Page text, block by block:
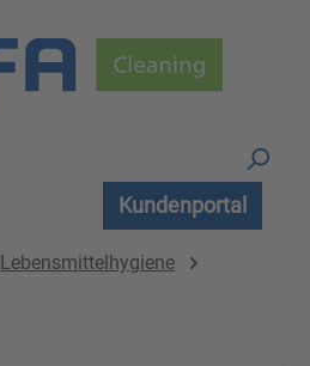
Kundenportal
Lebensmittelhygiene